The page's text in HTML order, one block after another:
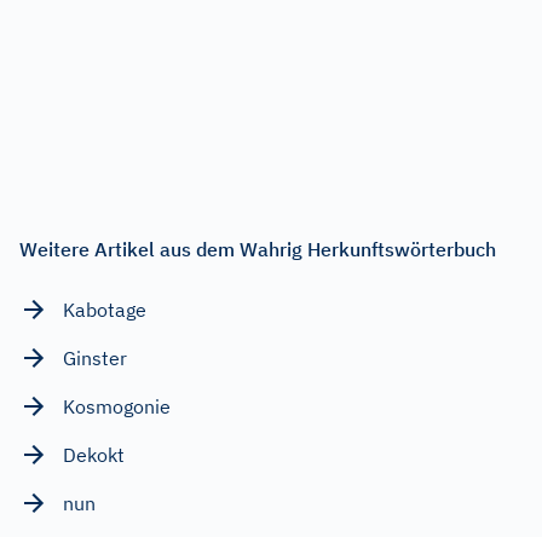
Weitere Artikel aus dem Wahrig Herkunftswörterbuch
Kabotage
Ginster
Kosmogonie
Dekokt
nun